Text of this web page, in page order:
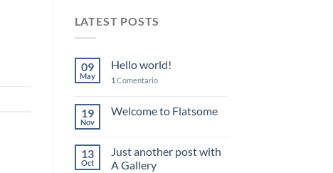
LATEST POSTS
09
May
Hello world!
1 Comentario
19
Nov
Welcome to Flatsome
13
Oct
Just another post with
A Gallery